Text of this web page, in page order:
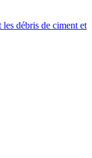
débris de ciment et